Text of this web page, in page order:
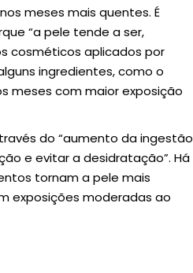
meses mais quentes. É
“a pele tende a ser,
cosméticos aplicados por
ingredientes, como o
meses com maior exposição
do “aumento da ingestão
e evitar a desidratação”. Há
tornam a pele mais
exposições moderadas ao